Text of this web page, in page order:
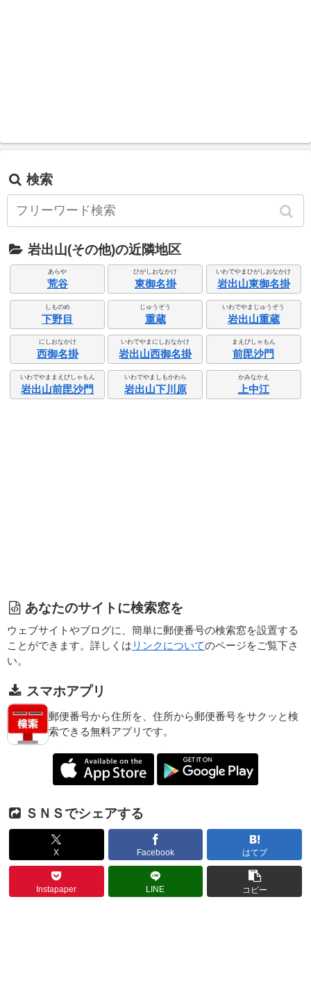
検索
岩出山(その他)の近隣地区
あらや
荒谷
ひがしおなかけ
東御名掛
いわでやまひがしおなかけ
岩出山東御名掛
しものめ
下野目
じゅうぞう
重蔵
いわでやまじゅうぞう
岩出山重蔵
にしおなかけ
西御名掛
いわでやまにしおなかけ
岩出山西御名掛
まえびしゃもん
前毘沙門
いわでやままえびしゃもん
岩出山前毘沙門
いわでやましもかわら
岩出山下川原
かみなかえ
上中江
あなたのサイトに検索窓を
ウェブサイトやブログに、簡単に郵便番号の検索窓を設置する
ことができます。詳しくは リンクについてのページをご覧下さ
い。
スマホアプリ
郵便番号から住所を、住所から郵便番号をサクッと検
索できる無料アプリです。
ＳＮＳでシェアする
X Facebook はてブ
Instapaper LINE コピー